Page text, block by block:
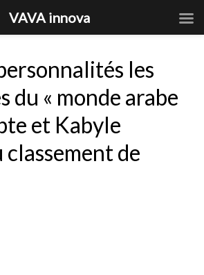
les
du « monde arabe
et Kabyle
de
VAVA innova